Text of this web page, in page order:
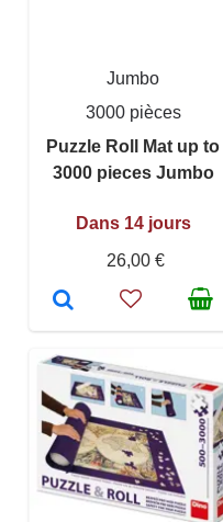
Jumbo
3000 pièces
Puzzle Roll Mat up to
3000 pieces Jumbo
Dans 14 jours
26,00 €